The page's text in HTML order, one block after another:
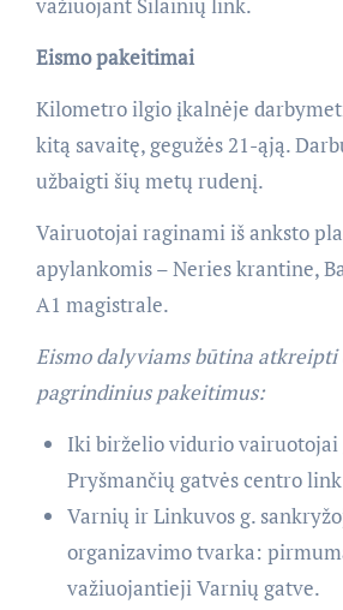
Eismo pakeitimai
Kilometro ilgio įkalnėje
kitą savaitę, gegužės 21-ąją.
užbaigti šių metų rudenį.
Vairuotojai raginami iš anksto
apylankomis – Neries krantine,
A1 magistrale.
Eismo dalyviams būtina atkreipti
pagrindinius pakeitimus:
Iki birželio vidurio vairuotojai
Pryšmančių gatvės centro
Varnių ir Linkuvos g.
organizavimo tvarka:
važiuojantieji Varnių gatve.